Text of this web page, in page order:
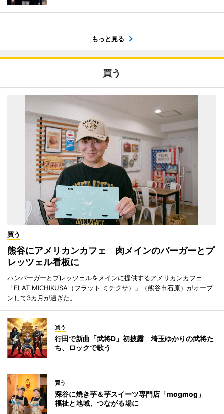
もっと見る
買う
買う
熊谷にアメリカンカフェ 肉メインのバーガーとプ
レッツェル看板に
ハンバーガーとプレッツェルをメインに提供するアメリカンカフェ
「FLAT MICHIKUSA（フラット ミチクサ）」（熊谷市石原）がオープ
ンして3カ月が過ぎた。
買う
行田で新曲「武将D」初披露 埼玉ゆかりの武将た
ち、ロックで歌う
買う
深谷に焼き芋＆芋スイーツ専門店「mogmog」
福祉と地域、つながる場に